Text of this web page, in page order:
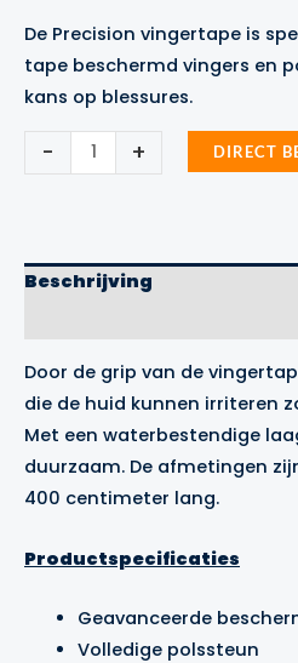
De Precision vingertape is
tape beschermd vingers en
kans op blessures.
-
Precision
keeper
vingertape
+ DIRECT
Beschrijving
Door de grip van de
die de huid kunnen irriteren
Met een waterbestendige
duurzaam. De afmetingen
400 centimeter lang.
Productspecificaties
Geavanceerde
Volledige polssteun